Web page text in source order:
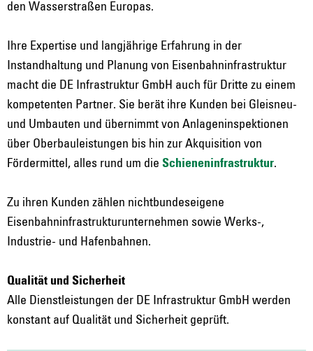
den Wasserstraßen Europas.
Ihre Expertise und langjährige Erfahrung in der
Instandhaltung und Planung von Eisenbahninfrastruktur
macht die DE Infrastruktur GmbH auch für Dritte zu einem
kompetenten Partner. Sie berät ihre Kunden bei Gleisneu-
und Umbauten und übernimmt von Anlageninspektionen
über Oberbauleistungen bis hin zur Akquisition von
Fördermittel, alles rund um die Schieneninfrastruktur.
Zu ihren Kunden zählen nichtbundeseigene
Eisenbahninfrastrukturunternehmen sowie Werks-,
Industrie- und Hafenbahnen.
Qualität und Sicherheit
Alle Dienstleistungen der DE Infrastruktur GmbH werden
konstant auf Qualität und Sicherheit geprüft.